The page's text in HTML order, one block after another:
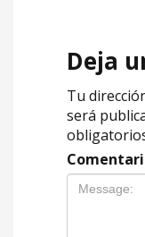
Deja
Tu
será